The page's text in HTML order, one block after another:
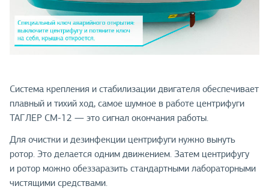
Система крепления и стабилизации двигателя обеспечивает
плавный и тихий ход, самое шумное в работе центрифуги
ТАГЛЕР СМ-12 — это сигнал окончания работы.
Для очистки и дезинфекции центрифуги нужно вынуть
ротор. Это делается одним движением. Затем центрифугу
и ротор можно обеззаразить стандартными лабораторными
чистящими средствами.